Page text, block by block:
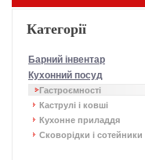
Категорії
Барний інвентар
Кухонний посуд
Гастроємності
Каструлі і ковші
Кухонне приладдя
Сковорідки і сотейники